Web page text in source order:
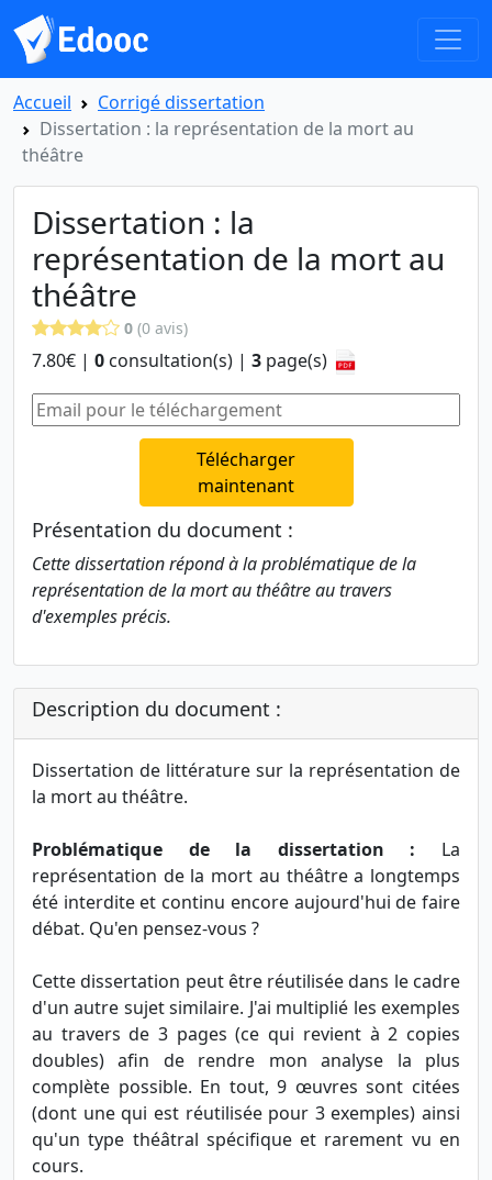
Accueil
Corrigé dissertation
Dissertation : la représentation de la mort au
théâtre
Dissertation : la
représentation de la mort au
théâtre
0 (0 avis)
7.80€ | 0 consultation(s) | 3 page(s)
Télécharger
maintenant
Présentation du document :
Cette dissertation répond à la problématique de la
représentation de la mort au théâtre au travers
d'exemples précis.
Description du document :
Dissertation de littérature sur la représentation de
la mort au théâtre.
Problématique de la dissertation : La
représentation de la mort au théâtre a longtemps
été interdite et continu encore aujourd'hui de faire
débat. Qu'en pensez-vous ?
Cette dissertation peut être réutilisée dans le cadre
d'un autre sujet similaire. J'ai multiplié les exemples
au travers de 3 pages (ce qui revient à 2 copies
doubles) afin de rendre mon analyse la plus
complète possible. En tout, 9 œuvres sont citées
(dont une qui est réutilisée pour 3 exemples) ainsi
qu'un type théâtral spécifique et rarement vu en
cours.